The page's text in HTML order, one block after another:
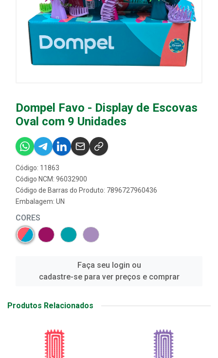
Dompel Favo - Display de Escovas
Oval com 9 Unidades
Código: 11863
Código NCM: 96032900
Código de Barras do Produto: 7896727960436
Embalagem: UN
CORES
Faça seu login ou
cadastre-se para ver preços e comprar
Produtos Relacionados